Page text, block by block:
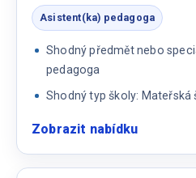
Asistent(ka) pedagoga
Shodný předmět nebo
pedagoga
Shodný typ školy: Mateřská
Zobrazit nabídku: